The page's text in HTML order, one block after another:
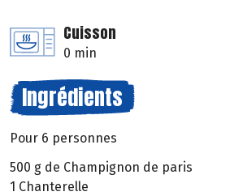
Cuisson
0 min
Ingrédients
Pour 6 personnes
500 g de Champignon de paris
1 Chanterelle